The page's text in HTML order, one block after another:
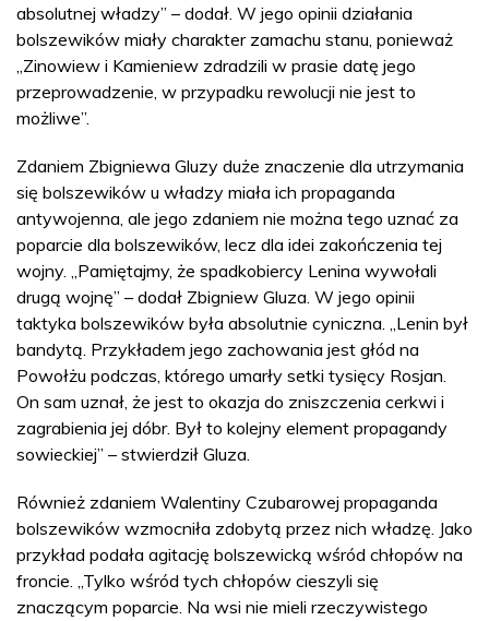
absolutnej władzy” – dodał. W jego opinii działania
bolszewików miały charakter zamachu stanu, ponieważ
„Zinowiew i Kamieniew zdradzili w prasie datę jego
przeprowadzenie, w przypadku rewolucji nie jest to
możliwe”.
Zdaniem Zbigniewa Gluzy duże znaczenie dla utrzymania
się bolszewików u władzy miała ich propaganda
antywojenna, ale jego zdaniem nie można tego uznać za
poparcie dla bolszewików, lecz dla idei zakończenia tej
wojny. „Pamiętajmy, że spadkobiercy Lenina wywołali
drugą wojnę” – dodał Zbigniew Gluza. W jego opinii
taktyka bolszewików była absolutnie cyniczna. „Lenin był
bandytą. Przykładem jego zachowania jest głód na
Powołżu podczas, którego umarły setki tysięcy Rosjan.
On sam uznał, że jest to okazja do zniszczenia cerkwi i
zagrabienia jej dóbr. Był to kolejny element propagandy
sowieckiej” – stwierdził Gluza.
Również zdaniem Walentiny Czubarowej propaganda
bolszewików wzmocniła zdobytą przez nich władzę. Jako
przykład podała agitację bolszewicką wśród chłopów na
froncie. „Tylko wśród tych chłopów cieszyli się
znaczącym poparcie. Na wsi nie mieli rzeczywistego